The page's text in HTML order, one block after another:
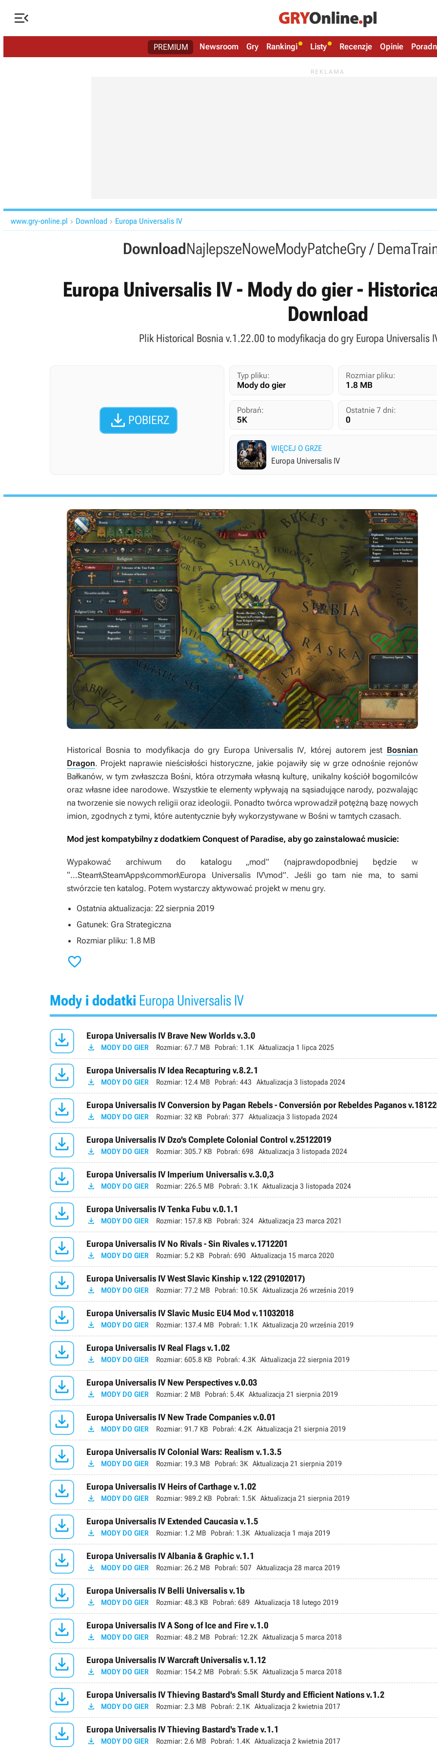

PREMIUM Newsroom Gry Rankingi Listy Recenzje Opinie
www.gry-online.pl  Download  Europa Universalis IV
DownloadNajlepszeNoweModyPatcheGry / Dema
Europa Universalis IV - Mody do gier -
Download
Plik Historical Bosnia v.1.22.00 to modyfikacja do gry Europa Universalis
 POBIERZ
Typ pliku:
Mody do gier
Rozmiar pliku:
1.8 MB
Pobrań:
5K
Ostatnie 7 dni:
0
WIĘCEJ O GRZE
Europa Universalis IV
Historical Bosnia to modyfikacja do gry Europa Universalis IV, której autorem jest Bosnian
Dragon. Projekt naprawie nieścisłości historyczne, jakie pojawiły się w grze odnośnie rejonów
Bałkanów, w tym zwłaszcza Bośni, która otrzymała własną kulturę, unikalny kościół bogomilców
oraz własne idee narodowe. Wszystkie te elementy wpływają na sąsiadujące narody, pozwalając
na tworzenie sie nowych religii oraz ideologii. Ponadto twórca wprowadził potężną bazę nowych
imion, zgodnych z tymi, które autentycznie były wykorzystywane w Bośni w tamtych czasach.
Mod jest kompatybilny z dodatkiem Conquest of Paradise, aby go zainstalować musicie:
Wypakować archiwum do katalogu „mod” (najprawdopodbniej będzie w
“...Steam\SteamApps\common\Europa Universalis IV\mod”. Jeśli go tam nie ma, to sami
stwórzcie ten katalog. Potem wystarczy aktywować projekt w menu gry.
Ostatnia aktualizacja: 22 sierpnia 2019
Gatunek: Gra Strategiczna
Rozmiar pliku: 1.8 MB

Mody i dodatki Europa Universalis IV
 Europa Universalis IV Brave New Worlds v.3.0
 MODY DO GIER Rozmiar: 67.7 MB Pobrań: 1.1K Aktualizacja 1 lipca 2025
 Europa Universalis IV Idea Recapturing v.8.2.1
 MODY DO GIER Rozmiar: 12.4 MB Pobrań: 443 Aktualizacja 3 listopada 2024
 Europa Universalis IV Conversion by Pagan Rebels - Conversión por Rebeldes Paganos
 MODY DO GIER Rozmiar: 32 KB Pobrań: 377 Aktualizacja 3 listopada 2024
 Europa Universalis IV Dzo's Complete Colonial Control v.25122019
 MODY DO GIER Rozmiar: 305.7 KB Pobrań: 698 Aktualizacja 3 listopada 2024
 Europa Universalis IV Imperium Universalis v.3.0,3
 MODY DO GIER Rozmiar: 226.5 MB Pobrań: 3.1K Aktualizacja 3 listopada 2024
 Europa Universalis IV Tenka Fubu v.0.1.1
 MODY DO GIER Rozmiar: 157.8 KB Pobrań: 324 Aktualizacja 23 marca 2021
 Europa Universalis IV No Rivals - Sin Rivales v.1712201
 MODY DO GIER Rozmiar: 5.2 KB Pobrań: 690 Aktualizacja 15 marca 2020
 Europa Universalis IV West Slavic Kinship v.122 (29102017)
 MODY DO GIER Rozmiar: 77.2 MB Pobrań: 10.5K Aktualizacja 26 września 2019
 Europa Universalis IV Slavic Music EU4 Mod v.11032018
 MODY DO GIER Rozmiar: 137.4 MB Pobrań: 1.1K Aktualizacja 20 września 2019
 Europa Universalis IV Real Flags v.1.02
 MODY DO GIER Rozmiar: 605.8 KB Pobrań: 4.3K Aktualizacja 22 sierpnia 2019
 Europa Universalis IV New Perspectives v.0.03
 MODY DO GIER Rozmiar: 2 MB Pobrań: 5.4K Aktualizacja 21 sierpnia 2019
 Europa Universalis IV New Trade Companies v.0.01
 MODY DO GIER Rozmiar: 91.7 KB Pobrań: 4.2K Aktualizacja 21 sierpnia 2019
 Europa Universalis IV Colonial Wars: Realism v.1.3.5
 MODY DO GIER Rozmiar: 19.3 MB Pobrań: 3K Aktualizacja 21 sierpnia 2019
 Europa Universalis IV Heirs of Carthage v.1.02
 MODY DO GIER Rozmiar: 989.2 KB Pobrań: 1.5K Aktualizacja 21 sierpnia 2019
 Europa Universalis IV Extended Caucasia v.1.5
 MODY DO GIER Rozmiar: 1.2 MB Pobrań: 1.3K Aktualizacja 1 maja 2019
 Europa Universalis IV Albania & Graphic v.1.1
 MODY DO GIER Rozmiar: 26.2 MB Pobrań: 507 Aktualizacja 28 marca 2019
 Europa Universalis IV Belli Universalis v.1b
 MODY DO GIER Rozmiar: 48.3 KB Pobrań: 689 Aktualizacja 18 lutego 2019
 Europa Universalis IV A Song of Ice and Fire v.1.0
 MODY DO GIER Rozmiar: 48.2 MB Pobrań: 12.2K Aktualizacja 5 marca 2018
 Europa Universalis IV Warcraft Universalis v.1.12
 MODY DO GIER Rozmiar: 154.2 MB Pobrań: 5.5K Aktualizacja 5 marca 2018
 Europa Universalis IV Thieving Bastard's Small Sturdy and Efficient Nations v.1.2
 MODY DO GIER Rozmiar: 2.3 MB Pobrań: 2.1K Aktualizacja 2 kwietnia 2017
 Europa Universalis IV Thieving Bastard's Trade v.1.1
 MODY DO GIER Rozmiar: 2.6 MB Pobrań: 1.4K Aktualizacja 2 kwietnia 2017